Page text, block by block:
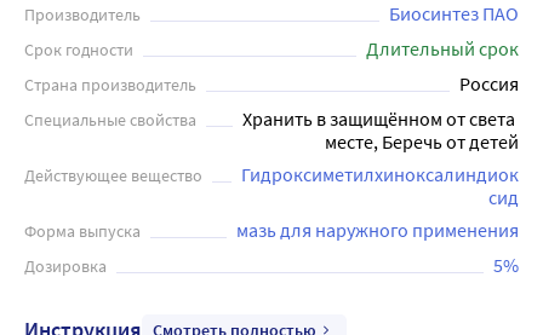
Производитель Биосинтез ПАО
Срок годности Длительный срок
Страна производитель Россия
Специальные свойства
Хранить в защищённом от света
месте, Беречь от детей
Действующее вещество
Гидроксиметилхиноксалиндиок
сид
Форма выпуска мазь для наружного применения
Дозировка 5%
Смотреть полностью